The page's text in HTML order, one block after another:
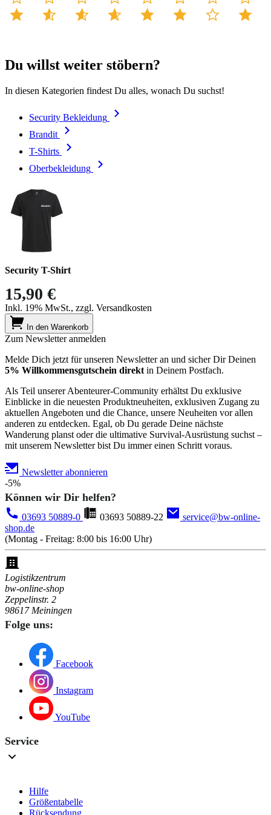
Du willst weiter stöbern?
In diesen Kategorien findest Du alles, wonach Du suchst!
Security Bekleidung
Brandit
T-Shirts
Oberbekleidung
Security T-Shirt
15,90 €
Inkl. 19% MwSt., zzgl. Versandkosten
In den Warenkorb
Zum Newsletter anmelden
Melde Dich jetzt für unseren Newsletter an und sicher Dir Deinen
5% Willkommensgutschein direkt in Deinem Postfach.
Als Teil unserer Abenteurer-Community erhältst Du exklusive
Einblicke in die neuesten Produktneuheiten, exklusiven Zugang zu
aktuellen Angeboten und die Chance, unsere Neuheiten vor allen
anderen zu entdecken. Egal, ob Du gerade Deine nächste
Wanderung planst oder die ultimative Survival-Ausrüstung suchst –
mit unserem Newsletter bist Du immer einen Schritt voraus.
Newsletter abonnieren
-5%
Können wir Dir helfen?
03693 50889-0 03693 50889-22
service@bw-online-
shop.de
(Montag - Freitag: 8:00 bis 16:00 Uhr)
Logistikzentrum
bw-online-shop
Zeppelinstr. 2
98617 Meiningen
Folge uns:
Facebook
Instagram
YouTube
Service
Hilfe
Größentabelle